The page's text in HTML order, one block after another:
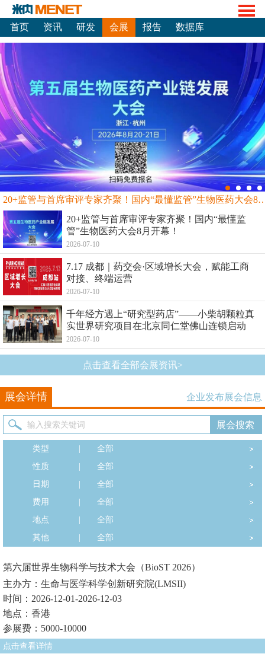
首页 资讯 研发 会展 报告 数据库
20+监管与首席审评专家齐聚！国内“最
20+监管与首席审评专家齐聚！国内“最懂监
管”生物医药大会8月开幕！
2026-07-10
7.17 成都｜药交会·区域增长大会，赋能工商
对接、终端运营
2026-07-10
千年经方遇上“研究型药店”——小柴胡颗粒真
实世界研究项目在北京同仁堂佛山连锁启动
2026-07-10
点击查看全部会展资讯>
展会详情 企业发布展会信息
类型
全部
性质
全部
日期
全部
费用
全部
地点
全部
其他
全部
第六届世界生物科学与技术大会（BioST 2026）
主办方：生命与医学科学创新研究院(LMSII)
时间：2026-12-01-2026-12-03
地点：香港
参展费：5000-10000
点击查看详情